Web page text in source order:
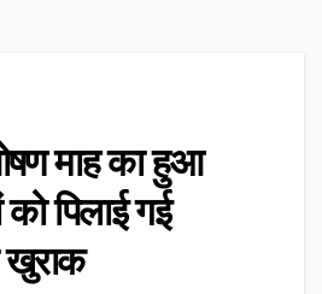
माह का हुआ
पिलाई गई
खुराक